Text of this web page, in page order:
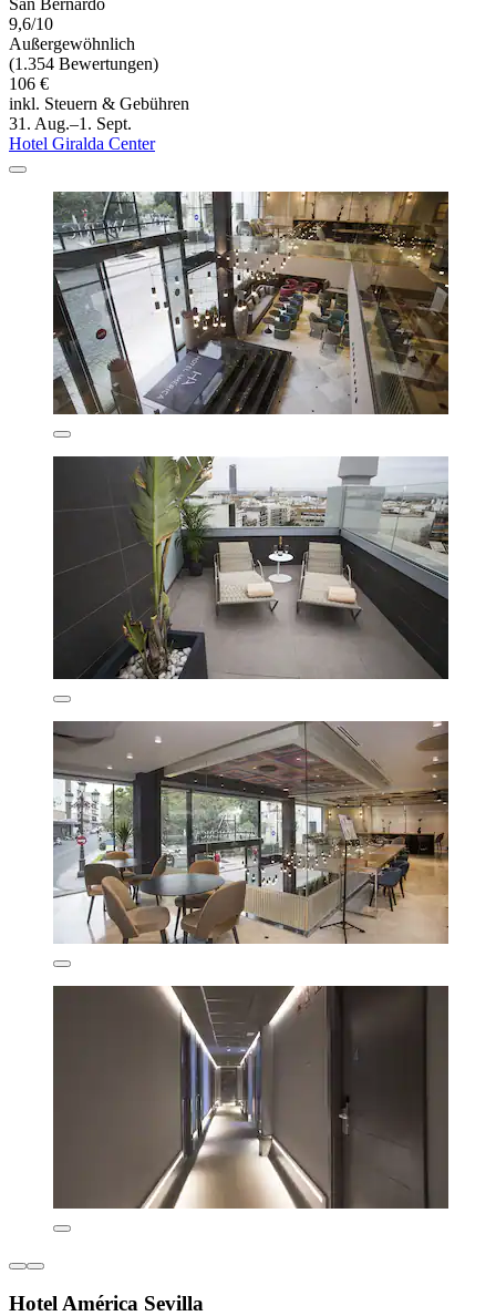
San Bernardo
9,6/10
Außergewöhnlich
(1.354 Bewertungen)
106 €
inkl. Steuern & Gebühren
31. Aug.–1. Sept.
Hotel Giralda Center
Hotel América Sevilla